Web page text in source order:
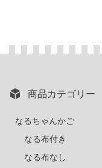
商品カテゴリー
なるちゃんかご
なる布付き
なる布なし